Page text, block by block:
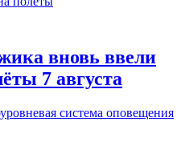
вновь ввели
7 августа